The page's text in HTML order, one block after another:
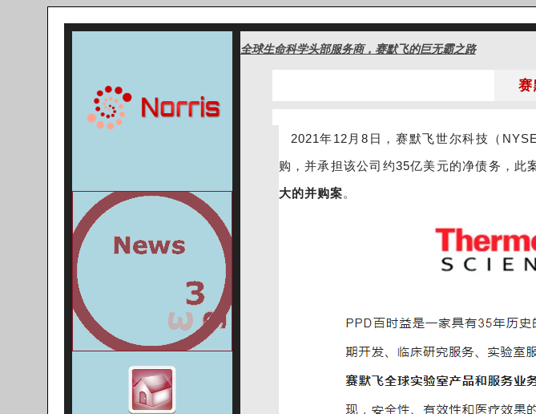
全球生命科学头部服务商，赛默飞的巨无霸之路
赛
2021年12月8日，赛默飞世尔科技（
购，并承担该公司约35亿美元的净债务，此
大的并购案。